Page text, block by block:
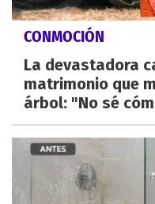
CONMOCIÓN
La devastadora
matrimonio que
árbol: "No sé